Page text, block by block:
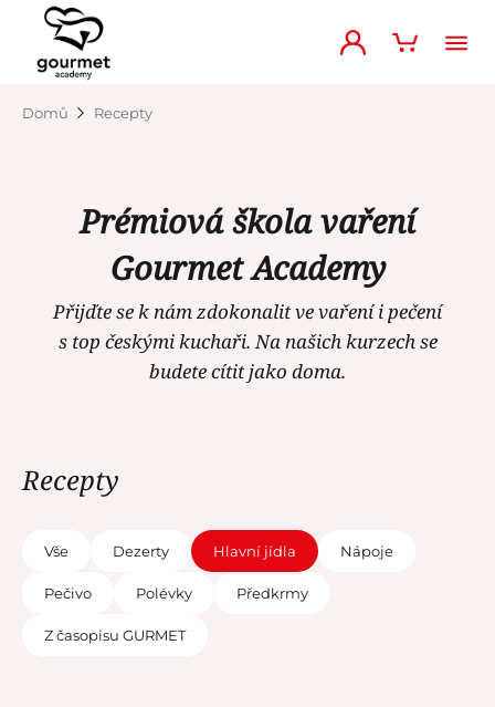
Domů Recepty
Prémiová škola vaření
Gourmet Academy
Přijďte se k nám zdokonalit ve vaření i pečení
s top českými kuchaři. Na našich kurzech se
budete cítit jako doma.
Recepty
Vše Dezerty Hlavní jídla Nápoje
Pečivo Polévky Předkrmy
Z časopisu GURMET